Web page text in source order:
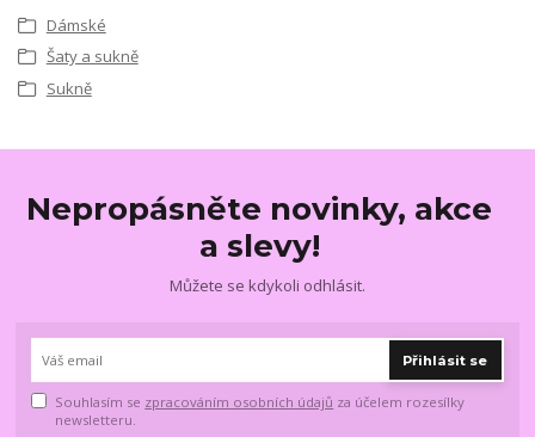
Dámské
Šaty a sukně
Sukně
Nepropásněte novinky, akce
a slevy!
Můžete se kdykoli odhlásit.
Přihlásit se
Souhlasím se zpracováním osobních údajů za účelem rozesílky
newsletteru.